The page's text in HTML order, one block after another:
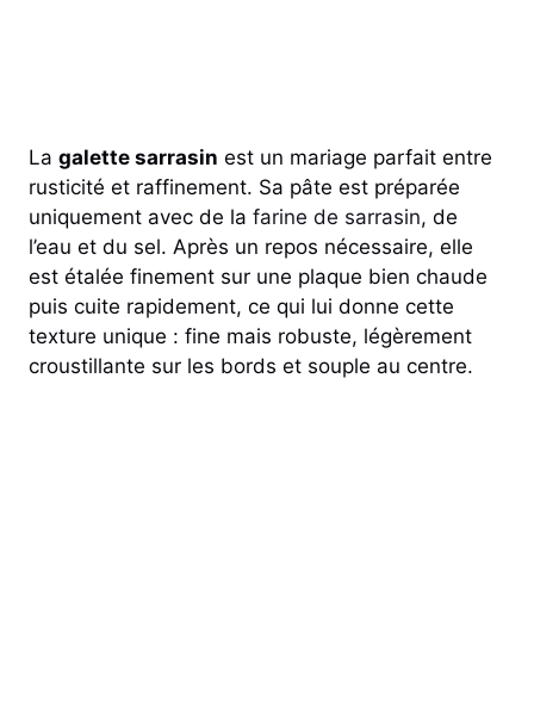
La galette sarrasin est un mariage parfait entre
rusticité et raffinement. Sa pâte est préparée
uniquement avec de la farine de sarrasin, de
l’eau et du sel. Après un repos nécessaire, elle
est étalée finement sur une plaque bien chaude
puis cuite rapidement, ce qui lui donne cette
texture unique : fine mais robuste, légèrement
croustillante sur les bords et souple au centre.